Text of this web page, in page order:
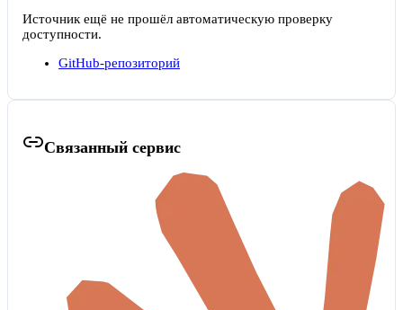
Источник ещё не прошёл автоматическую проверку
доступности.
GitHub-репозиторий
Связанный сервис